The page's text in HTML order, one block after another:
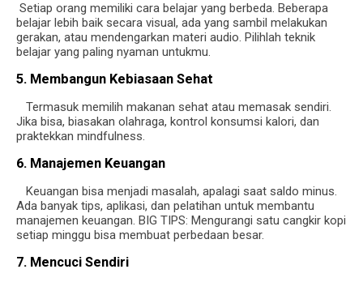
Setiap orang memiliki cara belajar yang berbeda. Beberapa
belajar lebih baik secara visual, ada yang sambil melakukan
gerakan, atau mendengarkan materi audio. Pilihlah teknik
belajar yang paling nyaman untukmu.
5. Membangun Kebiasaan Sehat
Termasuk memilih makanan sehat atau memasak sendiri.
Jika bisa, biasakan olahraga, kontrol konsumsi kalori, dan
praktekkan mindfulness.
6. Manajemen Keuangan
Keuangan bisa menjadi masalah, apalagi saat saldo minus.
Ada banyak tips, aplikasi, dan pelatihan untuk membantu
manajemen keuangan. BIG TIPS: Mengurangi satu cangkir kopi
setiap minggu bisa membuat perbedaan besar.
7. Mencuci Sendiri